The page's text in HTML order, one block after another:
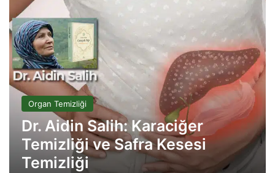
Organ Temizliği
Dr. Aidin Salih: Karaciğer
Temizliği ve Safra Kesesi
Temizliği